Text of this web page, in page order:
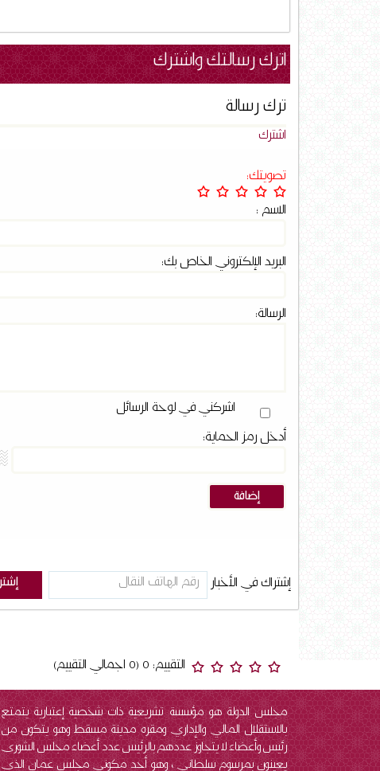
اترك رسالتك واشترك
ترك رسالة
اشترك
تصويتك:
الاسم :
البريد الإلكتروني الخاص بك:
الرسالة:
اشركني في لوحة الرسائل
أدخل رمز الحماية:
إشتراك في الأخبار
التقييم: 0 (0 اجمالي التقييم)
مجلس الدولة هو مؤسسة تشريعية ذات شخصية إعتبارية يتمتع
بالاستقلال المالي والإداري ومقره مدينة مسقط وهو يتكون من
رئيس وأعضاء لا يتجاوز عددهم بالرئيس عدد أعضاء مجلس الشورى
يعينون بمرسوم سلطاني ، وهو أحد مكوني مجلس عمان الذي